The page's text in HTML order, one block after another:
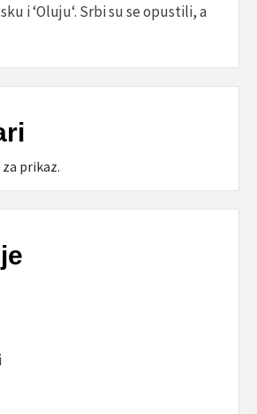
i ‘Oluju‘. Srbi su se opustili, a
prikaz.